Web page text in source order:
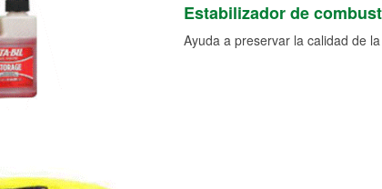
Estabilizador de
Ayuda a preservar la calidad de